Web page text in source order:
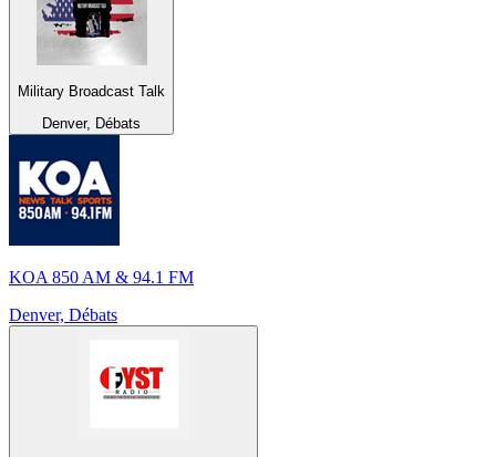
Military Broadcast Talk
Denver, Débats
KOA 850 AM & 94.1 FM
Denver, Débats